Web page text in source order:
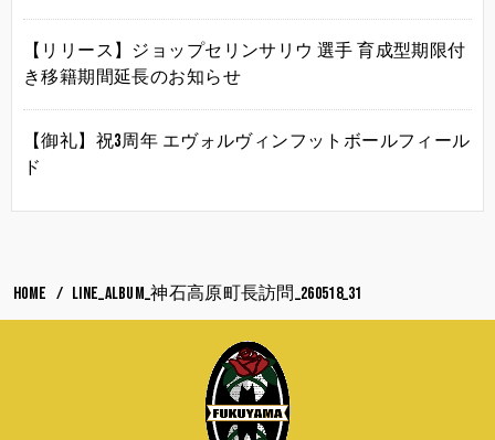
【リリース】ジョップセリンサリウ 選手 育成型期限付
き移籍期間延長のお知らせ
【御礼】祝3周年 エヴォルヴィンフットボールフィール
ド
HOME LINE_ALBUM_神石高原町長訪問_260518_31